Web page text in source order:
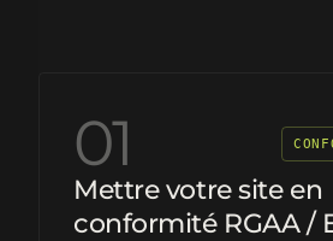
01
Mettre votre site en
conformité RGAA /